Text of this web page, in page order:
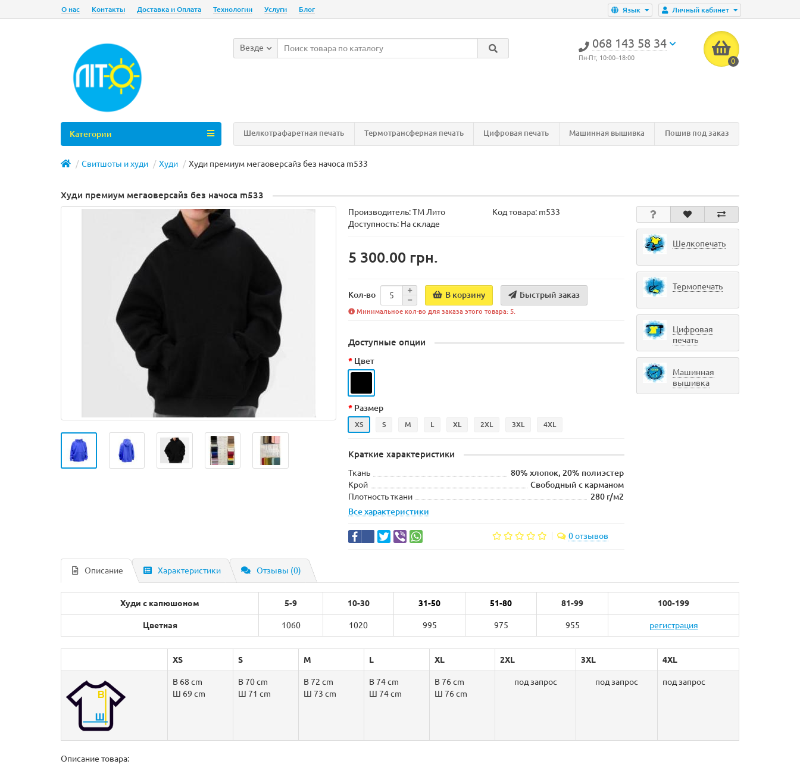
Личный кабинет
Язык
О нас Контакты Доставка и Оплата Технологии Услуги Блог
‎068 143 58 34
Пн-Пт, 10:00–18:00 0
Везде
Шелкотрафаретная печать Термотрансферная печать Цифровая печать Машинная вышивка Пошив под заказ
Категории
Свитшоты и худи Худи Худи премиум мегаоверсайз без начоса m533
Худи премиум мегаоверсайз без начоса m533
Производитель:ТМ Лито Код товара: m533
Доступность: На складе
5 300.00 грн.
Кол-во В корзину Быстрый заказ
Минимальное кол-во для заказа этого товара: 5.
Доступные опции
Цвет
Размер
XS S M L XL 2XL 3XL 4XL
Краткие характеристики
Ткань
80% хлопок, 20% полиэстер
Крой
Свободный с карманом
Плотность ткани
280 г/м2
Все характеристики
0 отзывов
Шелкопечать
Термопечать
Цифровая
печать
Машинная
вышивка
Описание Характеристики Отзывы (0)
Худи с капюшоном 5-9 10-30 31-50 51-80 81-99 100-199
Цветная 1060 1020 995 975 955 регистрация
XS S M L XL 2XL 3XL 4XL
В 68 cm
Ш 69 cm
В 70 cm
Ш 71 cm
В 72 cm
Ш 73 cm
В 74 cm
Ш 74 cm
В 76 cm
Ш 76 cm
под запрос под запрос под запрос
Описание товара: